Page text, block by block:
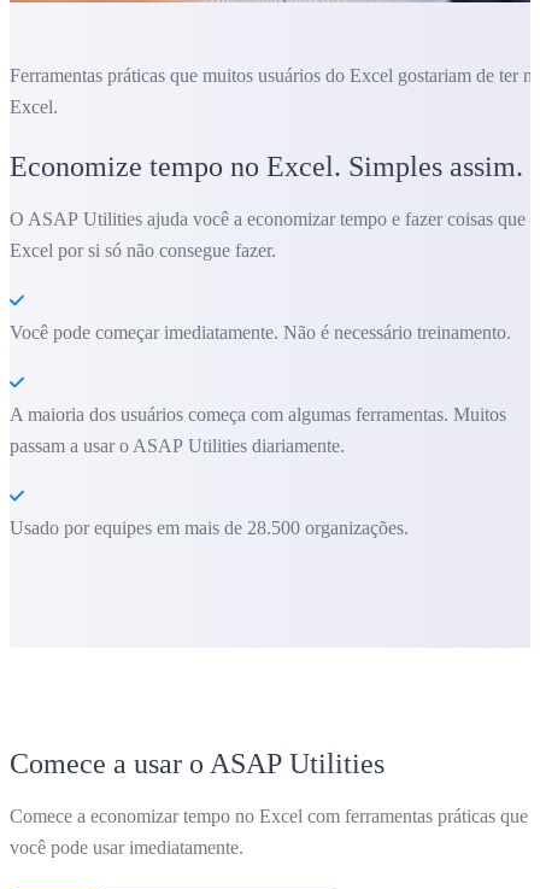
Ferramentas práticas que muitos usuários do Excel gostariam de ter
Excel.
Economize tempo no Excel. Simples assim.
O ASAP Utilities ajuda você a economizar tempo e fazer coisas que o
Excel por si só não consegue fazer.
Você pode começar imediatamente. Não é necessário treinamento.
A maioria dos usuários começa com algumas ferramentas. Muitos
passam a usar o ASAP Utilities diariamente.
Usado por equipes em mais de 28.500 organizações.
Comece a usar o ASAP Utilities
Comece a economizar tempo no Excel com ferramentas práticas que
você pode usar imediatamente.